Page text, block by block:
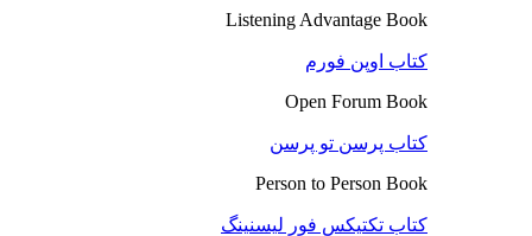
Listening Advantage Book
کتاب اوپن فورم
Open Forum Book
کتاب پرسن تو پرسن
Person to Person Book
کتاب تکتیکس فور لیسنینگ